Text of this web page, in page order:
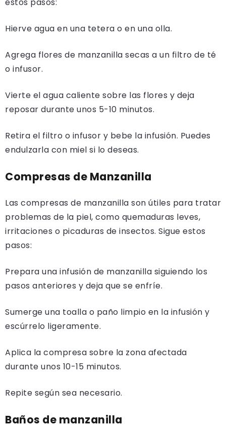
estos pasos:
Hierve agua en una tetera o en una olla.
Agrega flores de manzanilla secas a un filtro de té
o infusor.
Vierte el agua caliente sobre las flores y deja
reposar durante unos 5-10 minutos.
Retira el filtro o infusor y bebe la infusión. Puedes
endulzarla con miel si lo deseas.
Compresas de Manzanilla
Las compresas de manzanilla son útiles para tratar
problemas de la piel, como quemaduras leves,
irritaciones o picaduras de insectos. Sigue estos
pasos:
Prepara una infusión de manzanilla siguiendo los
pasos anteriores y deja que se enfríe.
Sumerge una toalla o paño limpio en la infusión y
escúrrelo ligeramente.
Aplica la compresa sobre la zona afectada
durante unos 10-15 minutos.
Repite según sea necesario.
Baños de manzanilla